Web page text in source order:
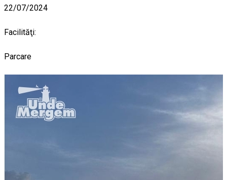
22/07/2024
Facilităţi:
Parcare